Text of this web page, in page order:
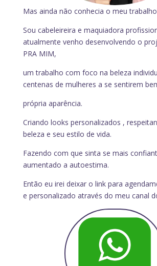
Mas ainda não conhecia o meu
Sou cabeleireira e maquiadora
atualmente venho desenvolvendo o
PRA MIM,
um trabalho com foco na beleza
centenas de mulheres a se sentirem
própria aparência.
Criando looks personalizados ,
beleza e seu estilo de vida.
Fazendo com que sinta se mais
aumentado a autoestima.
Então eu irei deixar o link para
e personalizado através do meu canal